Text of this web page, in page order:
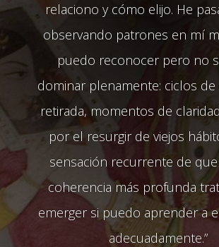
relaciono y cómo elijo. He
observando patrones en mí
puedo reconocer pero no
dominar plenamente: ciclos
retirada, momentos de
por el resurgir de viejos
sensación recurrente de
coherencia más profunda
emerger si puedo aprender a
adecuadamente.”